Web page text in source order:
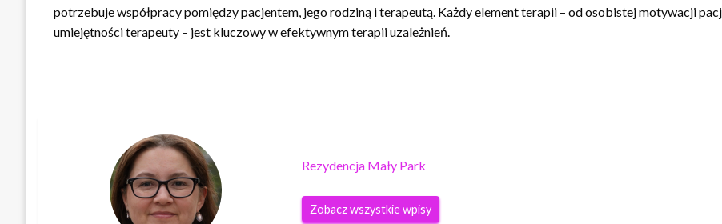
potrzebuje współpracy pomiędzy pacjentem, jego rodziną i terapeutą. Każdy element terapii – od osobistej motywacji
umiejętności terapeuty – jest kluczowy w efektywnym terapii uzależnień.
Rezydencja Mały Park
Zobacz wszystkie wpisy